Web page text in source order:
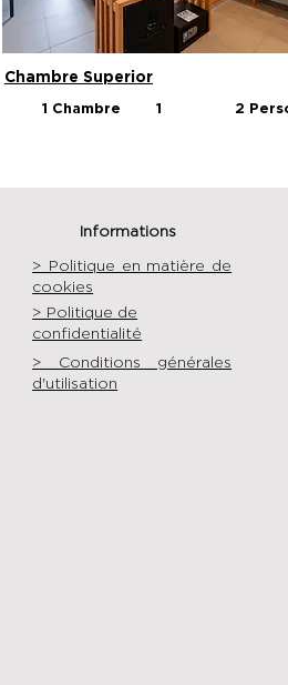
Chambre Superior
1 Chambre 1 2
Informations
> Politique en matière de
cookies
> Politique de
confidentialité
> Conditions générales
d'utilisation